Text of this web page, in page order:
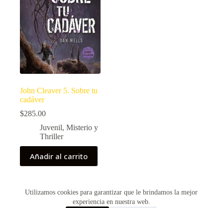
Utilizamos cookies para garantizar que le brindamos la mejor
experiencia en nuestra web.
John Cleaver 5. Sobre tu
cadáver
$285.00
Juvenil, Misterio y
Thriller
Añadir al carrito
Copyright © 2026 - Creado por Historias de Bolsillo